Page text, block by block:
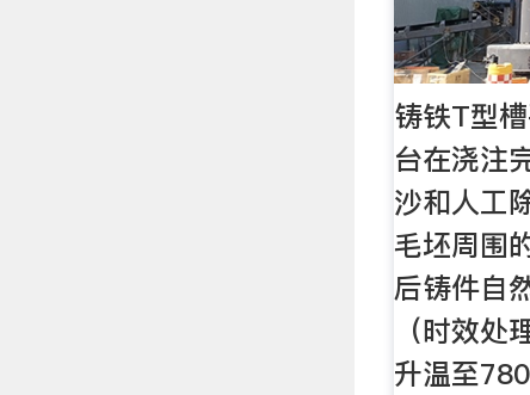
铸铁T型
台在浇注
沙和人工
毛坯周围
后铸件自
（时效
升温至